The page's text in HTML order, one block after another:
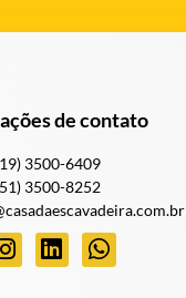
de contato
3500-6409
3500-8252